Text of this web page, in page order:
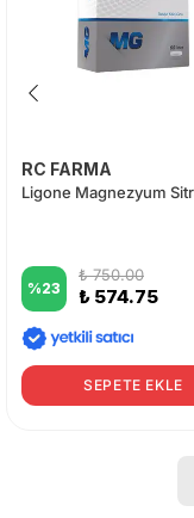
RC FARMA
%23
₺ 750.00
₺ 574.75
SEPETE EKLE